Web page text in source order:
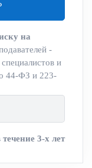
на
-
и
44-ФЗ и 223-
3-х лет